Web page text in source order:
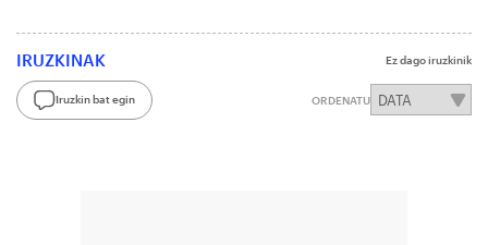
IRUZKINAK Ez dago iruzkinik
Iruzkin bat egin ORDENATU